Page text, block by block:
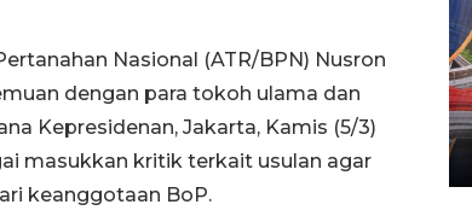
Nasional (ATR/BPN) Nusron
dengan para tokoh ulama dan
Kepresidenan, Jakarta, Kamis (5/3)
masukkan kritik terkait usulan agar
keanggotaan BoP.
Komisi V DPR tinjau
perlintasan sebidang di
Stasiun Bogor
12 Juni 2026 18:49